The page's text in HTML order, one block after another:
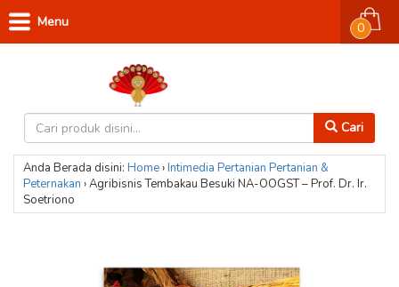
Cari
0
Menu
Anda Berada disini: Home›Intimedia Pertanian Pertanian &
Peternakan ›Agribisnis Tembakau Besuki NA-OOGST – Prof. Dr. Ir.
Soetriono